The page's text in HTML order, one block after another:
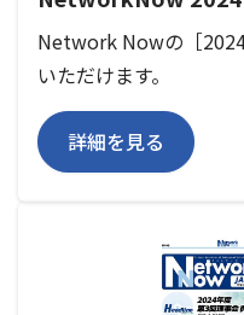
Network Nowの［
いただけます。
詳細を見る